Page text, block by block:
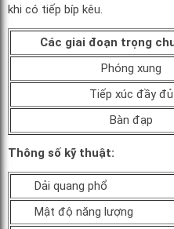
khi có tiếp bíp kêu.
Các giai đoạn trọng
Phóng xung
Tiếp xúc đầy đủ
Bàn đạp
Thông số kỹ thuật:
Dải quang phổ
Mật độ năng lượng